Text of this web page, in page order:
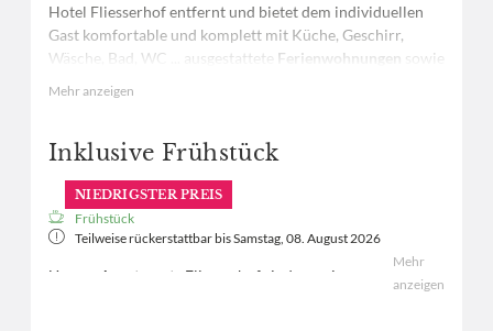
Hotel Fliesserhof entfernt und bietet dem individuellen
Gast komfortable und komplett mit Küche, Geschirr,
Wäsche, Bad, WC ... ausgestattete Ferienwohnungen sowie
Ausstattung entspricht ganz selbstverständlich dem
Mehr anzeigen
Inklusive Frühstück
NIEDRIGSTER PREIS
Frühstück
Teilweise rückerstattbar bisSamstag, 08. August 2026
Unsere Apartments Fliesserhof sind nur ein paar
Mehr
anzeigen